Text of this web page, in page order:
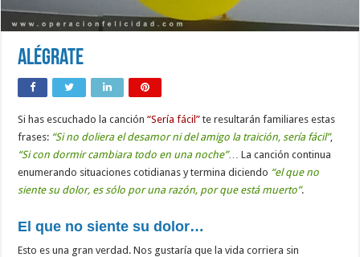
Alégrate
Si has escuchado la canción“Sería fácil” te resultarán familiares estas
frases: “Si no doliera el desamor ni del amigo la traición, sería fácil”,
“Si con dormir cambiara todo en una noche”… La canción continua
enumerando situaciones cotidianas y termina diciendo “el que no
siente su dolor, es sólo por una razón, por que está muerto”.
El que no siente su dolor…
Esto es una gran verdad. Nos gustaría que la vida corriera sin